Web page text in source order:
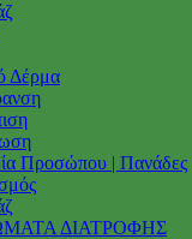
Δέρμα
Προσώπου | Πανάδες
ΔΙΑΤΡΟΦΗΣ